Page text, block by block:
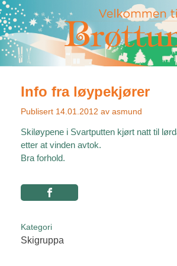
Info fra løypekjører
Publisert 14.01.2012 av asmund
Skiløypene i Svartputten kjørt natt til
etter at vinden avtok.
Bra forhold.
Kategori
Skigruppa